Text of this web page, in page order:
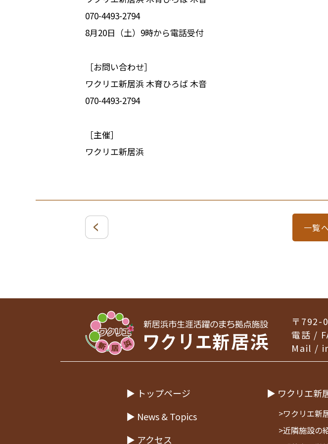
070-4493-2794
8月20日（土）9時から電話受付
［お問い合わせ］
ワクリエ新居浜 木育ひろば 木音
070-4493-2794
［主催］
ワクリエ新居浜
一覧
〒792-
電話 /
Mail /
▶ トップページ
▶ News & Topics
▶ アクセス
▶ ワクリエ新
>ワクリエ新
>近隣施設の